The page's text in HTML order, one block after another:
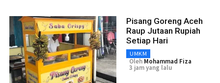
Pisang Goreng Aceh
Raup Jutaan Rupiah
Setiap Hari
UMKM
Oleh Mohammad Fiza
3 jam yang lalu